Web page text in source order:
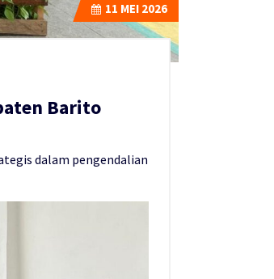
11 MEI 2026
Barito
dalam pengendalian